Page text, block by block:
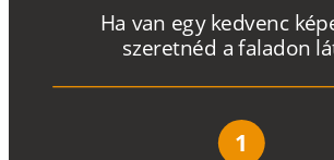
Ha van egy kedvenc kép
szeretnéd a faladon lá
1